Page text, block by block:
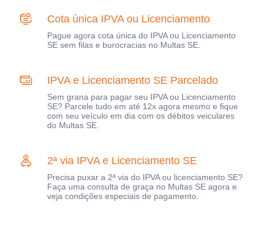
Cota única IPVA ou Licenciamento
Pague agora cota única do IPVA ou Licenciamento
SE sem filas e burocracias no Multas SE.
IPVA e Licenciamento SE Parcelado
Sem grana para pagar seu IPVA ou Licenciamento
SE? Parcele tudo em até 12x agora mesmo e fique
com seu veículo em dia com os débitos veiculares
do Multas SE.
2ª via IPVA e Licenciamento SE
Precisa puxar a 2ª via do IPVA ou licenciamento SE?
Faça uma consulta de graça no Multas SE agora e
veja condições especiais de pagamento.